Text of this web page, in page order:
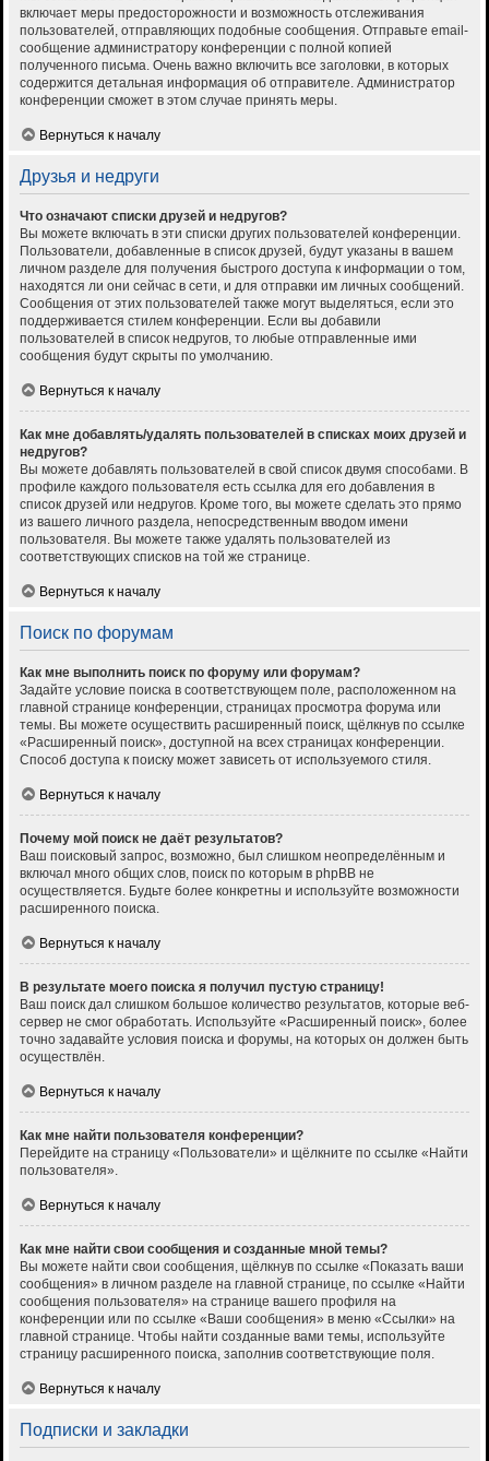
включает меры предосторожности и возможность отслеживания
пользователей, отправляющих подобные сообщения. Отправьте email-
сообщение администратору конференции с полной копией
полученного письма. Очень важно включить все заголовки, в которых
содержится детальная информация об отправителе. Администратор
конференции сможет в этом случае принять меры.
Вернуться к началу
Друзья и недруги
Что означают списки друзей и недругов?
Вы можете включать в эти списки других пользователей конференции.
Пользователи, добавленные в список друзей, будут указаны в вашем
личном разделе для получения быстрого доступа к информации о том,
находятся ли они сейчас в сети, и для отправки им личных сообщений.
Сообщения от этих пользователей также могут выделяться, если это
поддерживается стилем конференции. Если вы добавили
пользователей в список недругов, то любые отправленные ими
сообщения будут скрыты по умолчанию.
Вернуться к началу
Как мне добавлять/удалять пользователей в списках моих друзей и
недругов?
Вы можете добавлять пользователей в свой список двумя способами. В
профиле каждого пользователя есть ссылка для его добавления в
список друзей или недругов. Кроме того, вы можете сделать это прямо
из вашего личного раздела, непосредственным вводом имени
пользователя. Вы можете также удалять пользователей из
соответствующих списков на той же странице.
Вернуться к началу
Поиск по форумам
Как мне выполнить поиск по форуму или форумам?
Задайте условие поиска в соответствующем поле, расположенном на
главной странице конференции, страницах просмотра форума или
темы. Вы можете осуществить расширенный поиск, щёлкнув по ссылке
«Расширенный поиск», доступной на всех страницах конференции.
Способ доступа к поиску может зависеть от используемого стиля.
Вернуться к началу
Почему мой поиск не даёт результатов?
Ваш поисковый запрос, возможно, был слишком неопределённым и
включал много общих слов, поиск по которым в phpBB не
осуществляется. Будьте более конкретны и используйте возможности
расширенного поиска.
Вернуться к началу
В результате моего поиска я получил пустую страницу!
Ваш поиск дал слишком большое количество результатов, которые веб-
сервер не смог обработать. Используйте «Расширенный поиск», более
точно задавайте условия поиска и форумы, на которых он должен быть
осуществлён.
Вернуться к началу
Как мне найти пользователя конференции?
Перейдите на страницу «Пользователи» и щёлкните по ссылке «Найти
пользователя».
Вернуться к началу
Как мне найти свои сообщения и созданные мной темы?
Вы можете найти свои сообщения, щёлкнув по ссылке «Показать ваши
сообщения» в личном разделе на главной странице, по ссылке «Найти
сообщения пользователя» на странице вашего профиля на
конференции или по ссылке «Ваши сообщения» в меню «Ссылки» на
главной странице. Чтобы найти созданные вами темы, используйте
страницу расширенного поиска, заполнив соответствующие поля.
Вернуться к началу
Подписки и закладки